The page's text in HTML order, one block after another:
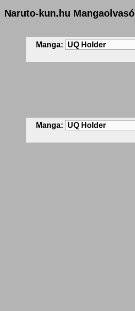
Naruto-kun.hu Mangaolvasó
Manga:
Manga: